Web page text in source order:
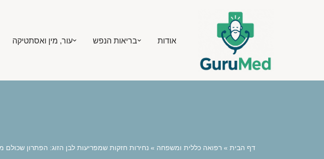
אודות בריאות הנפש עור, מין ואסתטיקה
דף הבית » רפואה כללית ומשפחה » נחירות חזקות שמפריעות לבן הזוג: הפתרון שכולם